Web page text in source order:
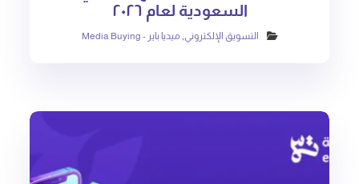
السعودية لعام ٢٠٢٦
التسويق الإلكتروني ميديا باير - Media Buying